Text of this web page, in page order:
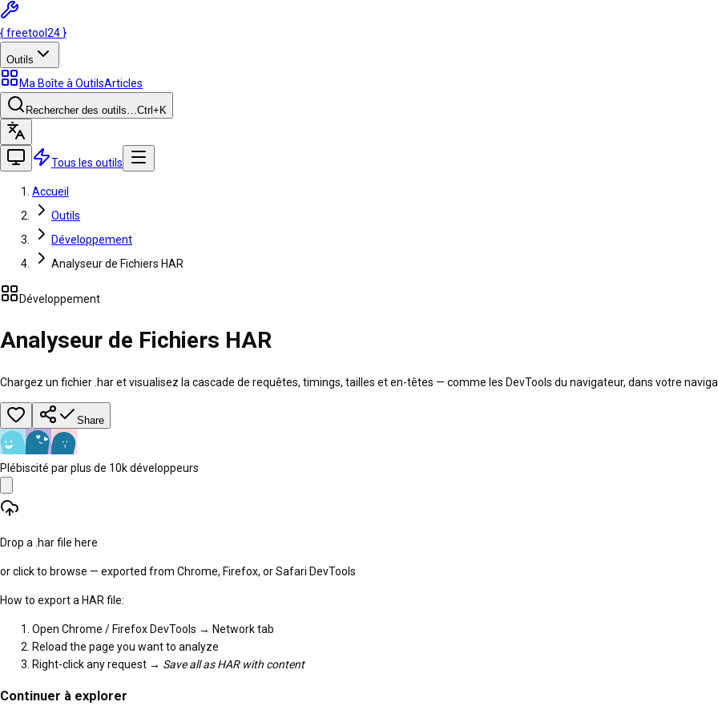
{freetool 24 }
Outils
Ma Boîte à OutilsArticles
Rechercher des outils…Ctrl +K
Tous les outils
Accueil
Outils
Développement
Analyseur de Fichiers HAR
Développement
Analyseur de Fichiers HAR
Chargez un fichier .har et visualisez la cascade de requêtes, timings, tailles et en-têtes — comme les DevTools du navigateur, dans votre
Share
Plébiscité par plus de 10k développeurs
Drop a .har file here
or click to browse — exported from Chrome, Firefox, or Safari DevTools
How to export a HAR file:
Open Chrome / Firefox DevTools → Network tab
Reload the page you want to analyze
Right-click any request → Save all as HAR with content
Continuer à explorer